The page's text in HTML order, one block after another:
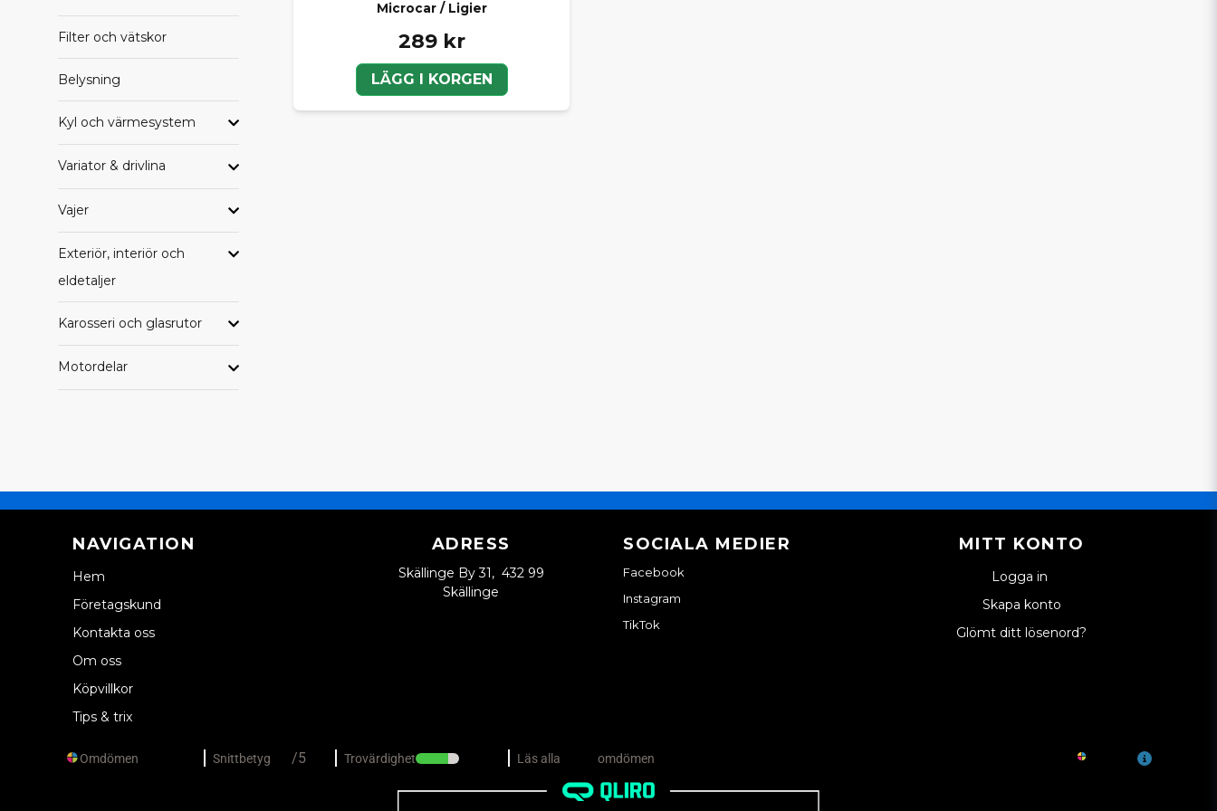
Filter och vätskor
Belysning
Kyl och värmesystem
Variator & drivlina
Vajer
Exteriör, interiör och
eldetaljer
Karosseri och glasrutor
Motordelar
Microcar / Ligier
289 kr
LÄGG I KORGEN
NAVIGATION
Hem
Företagskund
Kontakta oss
Om oss
Köpvillkor
Tips & trix
ADRESS
Skällinge By 31, 432 99
Skällinge
SOCIALA MEDIER
Facebook
Instagram
TikTok
MITT KONTO
Logga in
Skapa konto
Glömt ditt lösenord?